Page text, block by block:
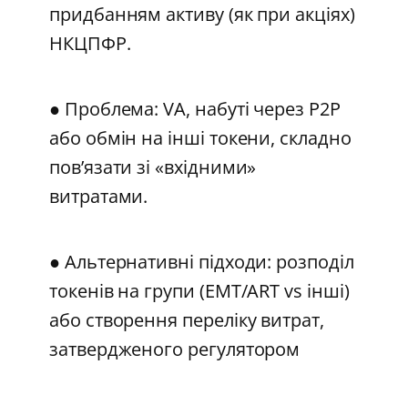
придбанням активу (як при акціях)
НКЦПФР.
● Проблема: VA, набуті через P2P
або обмін на інші токени, складно
пов’язати зі «вхідними»
витратами.
● Альтернативні підходи: розподіл
токенів на групи (EMT/ART vs інші)
або створення переліку витрат,
затвердженого регулятором